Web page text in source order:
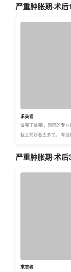
严重肿胀期·术后
求美者
做完了做完l，刘院的专
我之前好看太多了。 有没
严重肿胀期·术后
求美者